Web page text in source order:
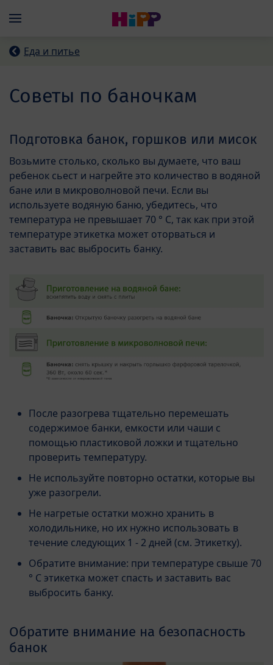
Menü
Еда и питье
Советы по баночкам
Подготовка банок, горшков или мисок
Возьмите столько, сколько вы думаете, что ваш
ребенок сьест и нагрейте это количество в водяной
бане или в микроволновой печи. Если вы
используете водяную баню, убедитесь, что
температура не превышает 70 ° C, так как при этой
температуре этикетка может оторваться и
заставить вас выбросить банку.
После разогрева тщательно перемешать
содержимое банки, емкости или чаши с
помощью пластиковой ложки и тщательно
проверить температуру.
Не используйте повторно остатки, которые вы
уже разогрели.
Не нагретые остатки можно хранить в
холодильнике, но их нужно использовать в
течение следующих 1 - 2 дней (см. Этикетку).
Обратите внимание: при температуре свыше 70
° C этикетка может спасть и заставить вас
выбросить банку.
Обратите внимание на безопасность
банок